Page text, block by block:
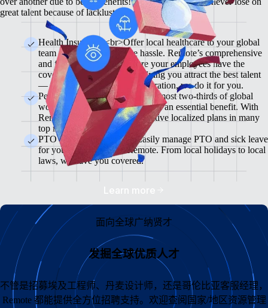
great talent because of lackluster benefits.
Health Insurance <br>Offer local healthcare to your global
team members without the hassle. Remote’s comprehensive
and flexible plans will ensure your employees have the
coverage they need while helping you attract the best talent
— from enrollment to administration, we do it for you.
Pension & 401(K) Plans<br>Almost two-thirds of global
workers view retirement plans as an essential benefit. With
Remote, you can offer competitive localized plans in many
top markets.
PTO and Sick Leave<br>Easily manage PTO and sick leave
for your global team in Remote. From local holidays to local
laws, we have you covered.
Learn more
面向全球广纳贤才
发掘全球优质人才
不管是招募埃及工程师、丹麦设计师，还是哥伦比亚客服经理，
Remote 都能提供全方位招聘支持。欢迎查阅国家/地区资源管理